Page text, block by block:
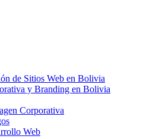
de Sitios Web en Bolivia
y Branding en Bolivia
Corporativa
Web